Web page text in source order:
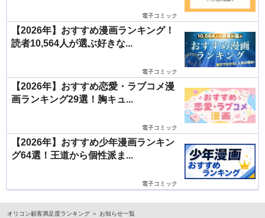
電子コミック
【2026年】おすすめ漫画ランキング！
読者10,564人が選ぶ好きな...
電子コミック
【2026年】おすすめ恋愛・ラブコメ漫
画ランキング29選！胸キュ...
電子コミック
【2026年】おすすめ少年漫画ランキン
グ64選！王道から個性派ま...
電子コミック
オリコン顧客満足度ランキング お知らせ一覧